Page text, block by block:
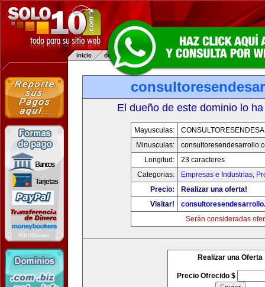
El dueño de este dominio lo
Mayusculas:
Minusculas:
Longitud:
23 caracteres
Categorias:
Empresas e Industrias,
Precio:
Realizar una oferta!
Visitar!
Serán consideradas
Realizar una Oferta
Precio Ofrecido $